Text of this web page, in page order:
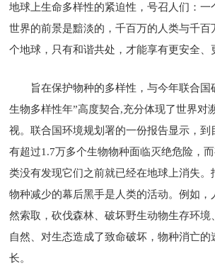
地球上生命多样性的紧迫性，号召人们：一
世界的前景是黯淡的，千百万的人类与千百
个地球，只有和谐共处，才能享有更安全、
旨在保护物种的多样性，与今年联合国
生物多样性年”高度契合,充分体现了世界对
视。联合国环境规划署的一份报告显示，到
有超过1.7万多个生物物种面临灭绝危险，
类没有发现它们之前就已经在地球上消失。
物种减少的幕后黑手是人类的活动。例如，
然索取，砍伐森林、破坏野生动物生存环境
自然、对生态造成了致命破坏，物种消亡的
长。